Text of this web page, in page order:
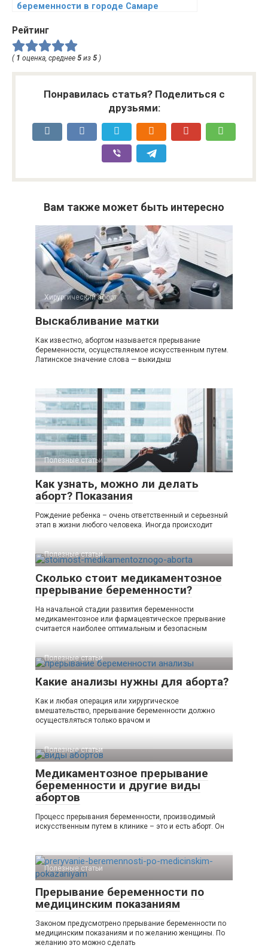
беременности в городе Самаре
Рейтинг
( 1 оценка, среднее 5 из 5 )
Понравилась статья? Поделиться с
друзьями:
Вам также может быть интересно
Хирургический аборт
Выскабливание матки
Как известно, абортом называется прерывание
беременности, осуществляемое искусственным путем.
Латинское значение слова — выкидыш
Полезные статьи
Как узнать, можно ли делать
аборт? Показания
Рождение ребенка – очень ответственный и серьезный
этап в жизни любого человека. Иногда происходит
Полезные статьи
Сколько стоит медикаментозное
прерывание беременности?
На начальной стадии развития беременности
медикаментозное или фармацевтическое прерывание
считается наиболее оптимальным и безопасным
Полезные статьи
Какие анализы нужны для аборта?
Как и любая операция или хирургическое
вмешательство, прерывание беременности должно
осуществляться только врачом и
Полезные статьи
Медикаментозное прерывание
беременности и другие виды
абортов
Процесс прерывания беременности, производимый
искусственным путем в клинике – это и есть аборт. Он
Полезные статьи
Прерывание беременности по
медицинским показаниям
Законом предусмотрено прерывание беременности по
медицинским показаниям и по желанию женщины. По
желанию это можно сделать